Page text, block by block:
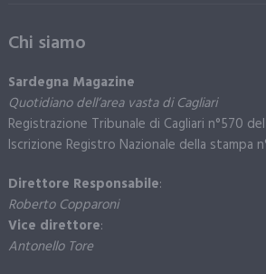
Chi siamo
Sardegna Magazine
Quotidiano dell’area vasta di Cagliari
Registrazione Tribunale di Cagliari n°570 del
Iscrizione Registro Nazionale della stampa
Direttore Responsabile:
Roberto Copparoni
Vice direttore:
Antonello Tore